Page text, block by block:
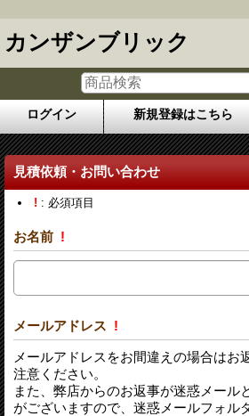
カンザンブリック
ログイン 新規登録はこちら
見積依頼・お問い合わせ
! : 必須項目
お名前 !
メールアドレス !
メールアドレスをお間違えの場合はお
注意ください。
また、弊店からのお返事が迷惑メール
がございますので、迷惑メールフォル